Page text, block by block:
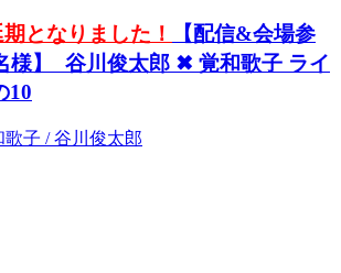
となりました！
【配信&会場参
様】 谷川俊太郎 ✖ 覚和歌子 ライ
10
歌子 / 谷川俊太郎